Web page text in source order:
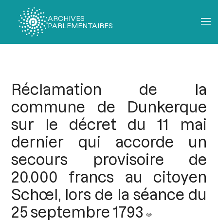
ARCHIVES
PARLEMENTAIRES
Réclamation de la
commune de Dunkerque
sur le décret du 11 mai
dernier qui accorde un
secours provisoire de
20.000 francs au citoyen
Schœl, lors de la séance du
25 septembre 1793